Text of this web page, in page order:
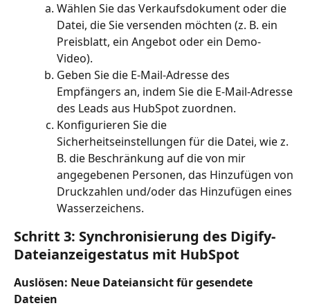
Wählen Sie das Verkaufsdokument oder die
Datei, die Sie versenden möchten (z. B. ein
Preisblatt, ein Angebot oder ein Demo-
Video).
Geben Sie die E-Mail-Adresse des
Empfängers an, indem Sie die E-Mail-Adresse
des Leads aus HubSpot zuordnen.
Konfigurieren Sie die
Sicherheitseinstellungen für die Datei, wie z.
B. die Beschränkung auf die von mir
angegebenen Personen, das Hinzufügen von
Druckzahlen und/oder das Hinzufügen eines
Wasserzeichens.
Schritt 3: Synchronisierung des Digify-
Dateianzeigestatus mit HubSpot
Auslösen: Neue Dateiansicht für gesendete
Dateien